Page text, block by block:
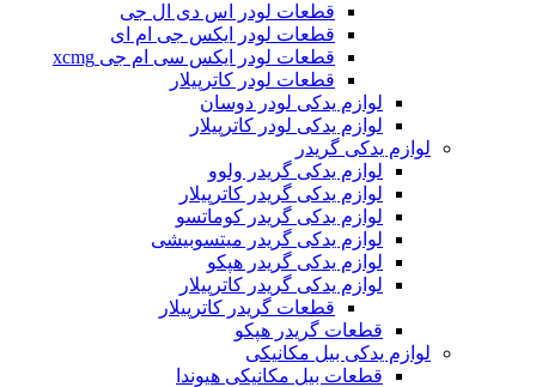
قطعات لودر اس دی ال جی
قطعات لودر ایکس جی ام ای
قطعات لودر ایکس سی ام جی xcmg
قطعات لودر کاترپیلار
لوازم یدکی لودر دوسان
لوازم یدکی لودر کاترپیلار
لوازم یدکی گریدر
لوازم یدکی گریدر ولوو
لوازم یدکی گریدر کاترپیلار
لوازم یدکی گریدر کوماتسو
لوازم یدکی گریدر میتسوبیشی
لوازم یدکی گریدر هپکو
لوازم یدکی گریدر کاترپیلار
قطعات گریدر کاترپیلار
قطعات گریدر هپکو
لوازم یدکی بیل مکانیکی
قطعات بیل مکانیکی هیوندا